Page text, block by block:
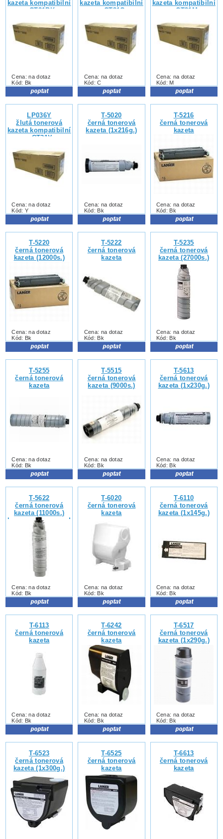
kazeta kompatibilní
s CT31BK
Cena: na dotaz
Kód: Bk
kazeta kompatibilní
s CT31C
Cena: na dotaz
Kód: C
kazeta kompatibilní
s CT31M
Cena: na dotaz
Kód: M
LP036Y
žlutá tonerová
kazeta kompatibilní
s CT31Y
Cena: na dotaz
Kód: Y
T-5020
černá tonerová
kazeta (1x216g.)
Cena: na dotaz
Kód: Bk
T-5216
černá tonerová
kazeta
Cena: na dotaz
Kód: Bk
T-5220
černá tonerová
kazeta (12000s.)
Cena: na dotaz
Kód: Bk
T-5222
černá tonerová
kazeta
Cena: na dotaz
Kód: Bk
T-5235
černá tonerová
kazeta (27000s.)
Cena: na dotaz
Kód: Bk
T-5255
černá tonerová
kazeta
Cena: na dotaz
Kód: Bk
T-5515
černá tonerová
kazeta (9000s.)
Cena: na dotaz
Kód: Bk
T-5613
černá tonerová
kazeta (1x230g.)
Cena: na dotaz
Kód: Bk
T-5622
černá tonerová
kazeta (11000s.)
kompatibilní s DSM
622
Cena: na dotaz
Kód: Bk
T-6020
černá tonerová
kazeta
Cena: na dotaz
Kód: Bk
T-6110
černá tonerová
kazeta (1x145g.)
Cena: na dotaz
Kód: Bk
T-6113
černá tonerová
kazeta
Cena: na dotaz
Kód: Bk
T-6242
černá tonerová
kazeta
Cena: na dotaz
Kód: Bk
T-6517
černá tonerová
kazeta (1x290g.)
Cena: na dotaz
Kód: Bk
T-6523
černá tonerová
kazeta (1x300g.)
T-6525
černá tonerová
kazeta
T-6613
černá tonerová
kazeta